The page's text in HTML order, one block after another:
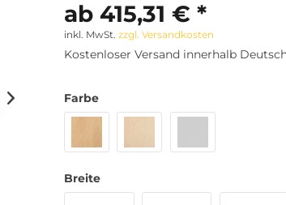
ab 415,31 € *
inkl. MwSt. zzgl. Versandkosten
Kostenloser Versand innerhalb
Farbe
Breite